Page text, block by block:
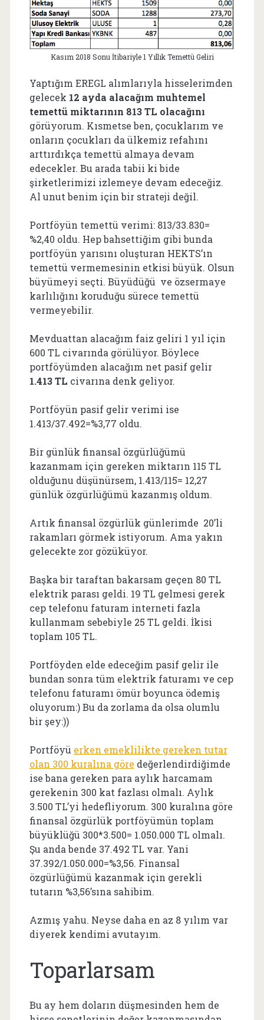
Kasım 2018 Sonu İtibariyle 1 Yıllık Temettü Geliri
Yaptığım EREGL alımlarıyla hisselerimden
gelecek 12 ayda alacağım muhtemel
temettü miktarının 813 TL olacağını
görüyorum. Kısmetse ben, çocuklarım ve
onların çocukları da ülkemiz refahını
arttırdıkça temettü almaya devam
edecekler. Bu arada tabii ki bide
şirketlerimizi izlemeye devam edeceğiz.
Al unut benim için bir strateji değil.
Portföyün temettü verimi: 813/33.830=
%2,40 oldu. Hep bahsettiğim gibi bunda
portföyün yarısını oluşturan HEKTS’ın
temettü vermemesinin etkisi büyük. Olsun
büyümeyi seçti. Büyüdüğü ve özsermaye
karlılığını koruduğu sürece temettü
vermeyebilir.
Mevduattan alacağım faiz geliri 1 yıl için
600 TL civarında görülüyor. Böylece
portföyümden alacağım net pasif gelir
1.413 TL civarına denk geliyor.
Portföyün pasif gelir verimi ise
1.413/37.492=%3,77 oldu.
Bir günlük finansal özgürlüğümü
kazanmam için gereken miktarın 115 TL
olduğunu düşünürsem, 1.413/115= 12,27
günlük özgürlüğümü kazanmış oldum.
Artık finansal özgürlük günlerimde 20’li
rakamları görmek istiyorum. Ama yakın
gelecekte zor gözüküyor.
Başka bir taraftan bakarsam geçen 80 TL
elektrik parası geldi. 19 TL gelmesi gerek
cep telefonu faturam interneti fazla
kullanmam sebebiyle 25 TL geldi. İkisi
toplam 105 TL.
Portföyden elde edeceğim pasif gelir ile
bundan sonra tüm elektrik faturamı ve cep
telefonu faturamı ömür boyunca ödemiş
oluyorum:) Bu da zorlama da olsa olumlu
bir şey:))
Portföyü erken emeklilikte gereken tutar
olan 300 kuralına göre değerlendirdiğimde
ise bana gereken para aylık harcamam
gerekenin 300 kat fazlası olmalı. Aylık
3.500 TL’yi hedefliyorum. 300 kuralına göre
finansal özgürlük portföyümün toplam
büyüklüğü 300*3.500= 1.050.000 TL olmalı.
Şu anda bende 37.492 TL var. Yani
37.392/1.050.000=%3,56. Finansal
özgürlüğümü kazanmak için gerekli
tutarın %3,56’sına sahibim.
Azmış yahu. Neyse daha en az 8 yılım var
diyerek kendimi avutayım.
Toparlarsam
Bu ay hem doların düşmesinden hem de